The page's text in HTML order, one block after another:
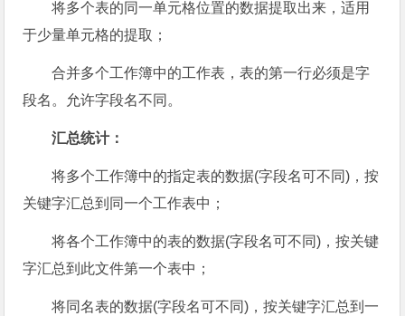
将多个表的同一单元格位置的数据提取出来，适用
于少量单元格的提取；
合并多个工作簿中的工作表，表的第一行必须是字
段名。允许字段名不同。
汇总统计：
将多个工作簿中的指定表的数据(字段名可不同)，按
关键字汇总到同一个工作表中；
将各个工作簿中的表的数据(字段名可不同)，按关键
字汇总到此文件第一个表中；
将同名表的数据(字段名可不同)，按关键字汇总到一